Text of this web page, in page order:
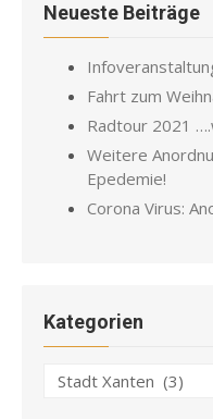
Neueste Beiträge
Fahrt zum
Radtour 2021
Weitere
Epedemie!
Corona Virus:
Kategorien
Kategorien